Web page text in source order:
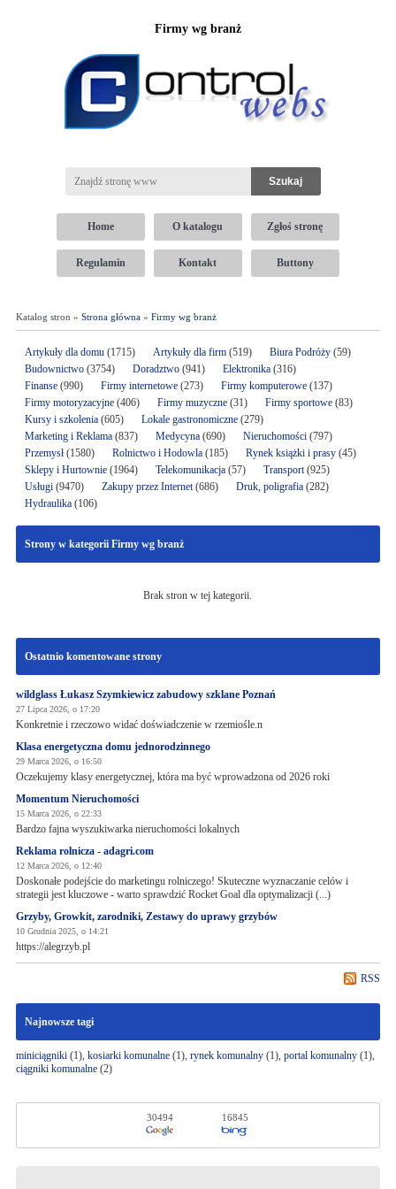
Firmy wg branż
Home O katalogu Zgłoś stronę
Regulamin Kontakt Buttony
Katalog stron » Strona główna» Firmy wg branż
Artykuły dla domu(1715) Artykuły dla firm(519) Biura Podróży(59)
Budownictwo(3754) Doradztwo(941) Elektronika (316)
Finanse(990) Firmy internetowe (273) Firmy komputerowe(137)
Firmy motoryzacyjne(406) Firmy muzyczne(31) Firmy sportowe(83)
Kursy i szkolenia(605) Lokale gastronomiczne(279)
Marketing i Reklama(837) Medycyna(690) Nieruchomości(797)
Przemysł(1580) Rolnictwo i Hodowla(185) Rynek książki i prasy(45)
Sklepy i Hurtownie(1964) Telekomunikacja(57) Transport(925)
Usługi(9470) Zakupy przez Internet(686) Druk, poligrafia(282)
Hydraulika(106)
Strony w kategorii Firmy wg branż
Brak stron w tej kategorii.
Ostatnio komentowane strony
wildglass Łukasz Szymkiewicz zabudowy szklane Poznań
27 Lipca 2026, o 17:20
Konkretnie i rzeczowo widać doświadczenie w rzemiośle.n
Klasa energetyczna domu jednorodzinnego
29 Marca 2026, o 16:50
Oczekujemy klasy energetycznej, która ma być wprowadzona od 2026 roki
Momentum Nieruchomości
15 Marca 2026, o 22:33
Bardzo fajna wyszukiwarka nieruchomości lokalnych
Reklama rolnicza - adagri.com
12 Marca 2026, o 12:40
Doskonałe podejście do marketingu rolniczego! Skuteczne wyznaczanie celów i
strategii jest kluczowe - warto sprawdzić Rocket Goal dla optymalizacji (...)
Grzyby, Growkit, zarodniki, Zestawy do uprawy grzybów
10 Grudnia 2025, o 14:21
https://alegrzyb.pl
RSS
Najnowsze tagi
miniciągniki(1), kosiarki komunalne(1), rynek komunalny(1), portal komunalny(1),
ciągniki komunalne(2)
30494 16845